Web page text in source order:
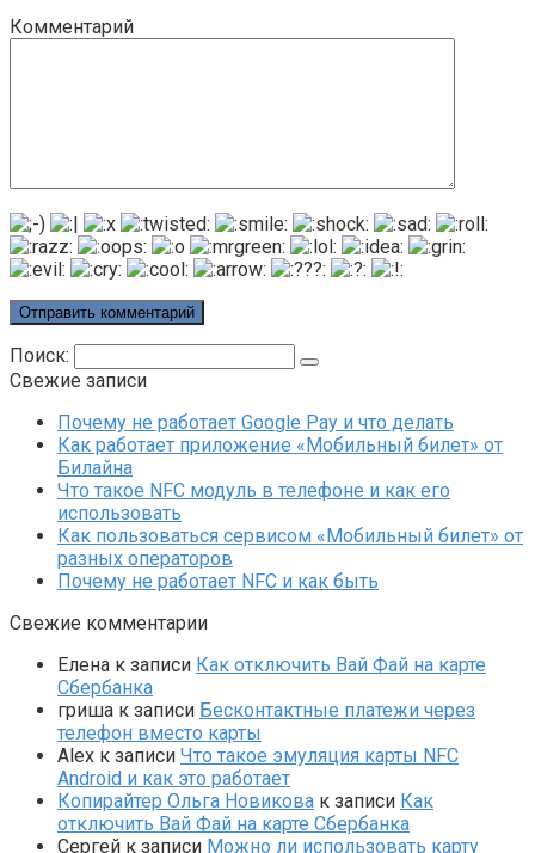
Комментарий
Поиск:
Свежие записи
Почему не работает Google Pay и что делать
Как работает приложение «Мобильный билет» от
Билайна
Что такое NFC модуль в телефоне и как его
использовать
Как пользоваться сервисом «Мобильный билет» от
разных операторов
Почему не работает NFC и как быть
Свежие комментарии
Елена к записи Как отключить Вай Фай на карте
Сбербанка
гриша к записи Бесконтактные платежи через
телефон вместо карты
Alex к записи Что такое эмуляция карты NFC
Android и как это работает
Копирайтер Ольга Новикова к записи Как
отключить Вай Фай на карте Сбербанка
Сергей к записи Можно ли использовать карту